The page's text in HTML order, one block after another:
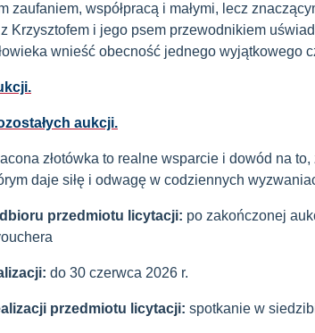
zaufaniem, współpracą i małymi, lecz
Krzysztofem i jego psem przewodnikiem
wnieść obecność jednego wyjątkowego
aukcji.
złotówka to realne wsparcie i dowód na
daje siłę i odwagę w codziennych
przedmiotu licytacji: po zakończonej
do 30 czerwca 2026 r.
przedmiotu licytacji: spotkanie w